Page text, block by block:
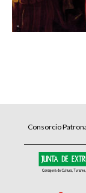
Consorcio